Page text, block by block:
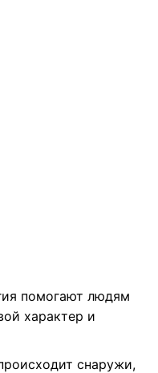
помогают людям
характер и
снаружи,